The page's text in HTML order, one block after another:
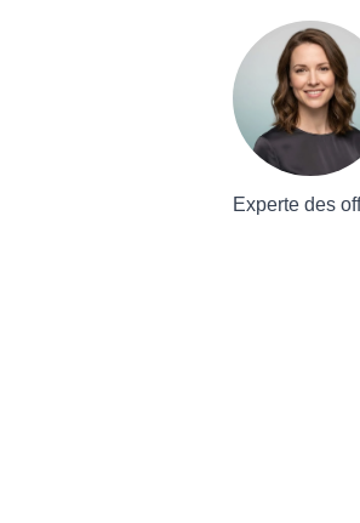
Experte des